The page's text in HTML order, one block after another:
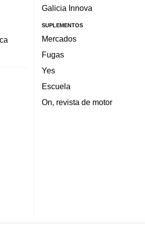
Galicia Innova
SUPLEMENTOS
Mercados
Fugas
Yes
Escuela
On, revista de motor